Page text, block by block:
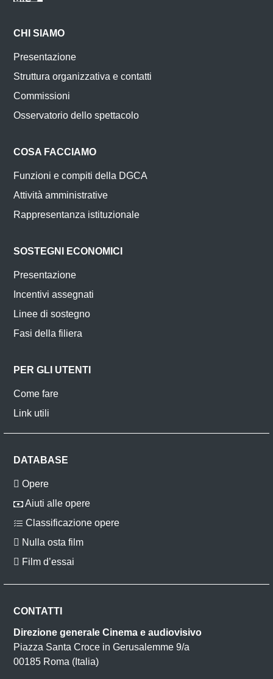
CHI SIAMO
Presentazione
Struttura organizzativa e contatti
Commissioni
Osservatorio dello spettacolo
COSA FACCIAMO
Funzioni e compiti della DGCA
Attività amministrative
Rappresentanza istituzionale
SOSTEGNI ECONOMICI
Presentazione
Incentivi assegnati
Linee di sostegno
Fasi della filiera
PER GLI UTENTI
Come fare
Link utili
DATABASE
Opere
Aiuti alle opere
Classificazione opere
Nulla osta film
Film d’essai
CONTATTI
Direzione generale Cinema e audiovisivo
Piazza Santa Croce in Gerusalemme 9/a
00185 Roma (Italia)